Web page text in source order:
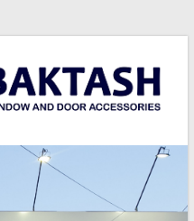
بازرگانی
UPVC
فروش
UPVC